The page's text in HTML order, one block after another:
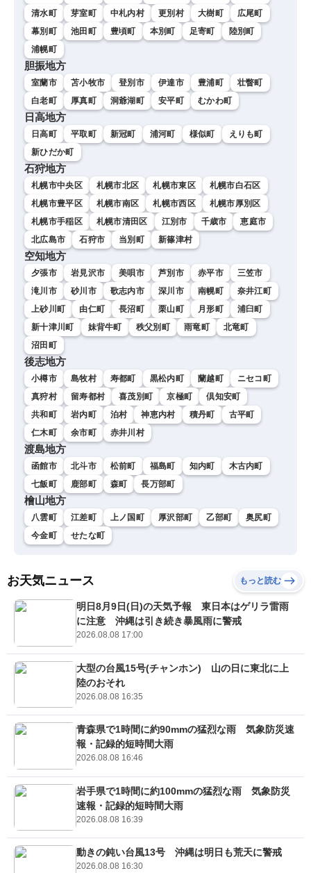
清水町
芽室町 中札内村 更別村 大樹町
広尾町
幕別町
池田町 豊頃町 本別町 足寄町
陸別町
浦幌町
胆振地方
室蘭市 苫小牧市 登別市 伊達市 豊浦町
壮瞥町
白老町
厚真町 洞爺湖町 安平町 むかわ町
日高地方
日高町 平取町 新冠町 浦河町 様似町
えりも町
新ひだか町
石狩地方
札幌市中央区 札幌市北区 札幌市東区
札幌市白石区
札幌市豊平区
札幌市南区 札幌市西区
札幌市厚別区
札幌市手稲区
札幌市清田区 江別市 千歳市
恵庭市
北広島市
石狩市 当別町 新篠津村
空知地方
夕張市 岩見沢市 美唄市 芦別市 赤平市
三笠市
滝川市
砂川市 歌志内市 深川市 南幌町
奈井江町
上砂川町
由仁町 長沼町 栗山町 月形町
浦臼町
新十津川町
妹背牛町 秩父別町 雨竜町
北竜町
沼田町
後志地方
小樽市 島牧村 寿都町 黒松内町 蘭越町
ニセコ町
真狩村
留寿都村 喜茂別町 京極町
倶知安町
共和町
岩内町 泊村 神恵内村 積丹町
古平町
仁木町
余市町 赤井川村
渡島地方
函館市 北斗市 松前町 福島町 知内町
木古内町
七飯町
鹿部町 森町 長万部町
檜山地方
八雲町 江差町 上ノ国町 厚沢部町 乙部町
奥尻町
今金町
せたな町
お天気ニュース もっと読む
明日8月9日(日)の天気予報 東日本はゲリラ雷雨
に注意 沖縄は引き続き暴風雨に警戒
2026.08.08 17:00
大型の台風15号(チャンホン) 山の日に東北に上
陸のおそれ
2026.08.08 16:35
青森県で1時間に約90mmの猛烈な雨 気象防災速
報・記録的短時間大雨
2026.08.08 16:46
岩手県で1時間に約100mmの猛烈な雨 気象防災
速報・記録的短時間大雨
2026.08.08 16:39
動きの鈍い台風13号 沖縄は明日も荒天に警戒
2026.08.08 16:30